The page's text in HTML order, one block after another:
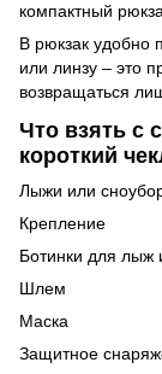
компактный
В рюкзак удобно
или линзу – это
возвращаться
Что взять с
короткий
Лыжи или
Крепление
Ботинки для лыж
Шлем
Маска
Защитное